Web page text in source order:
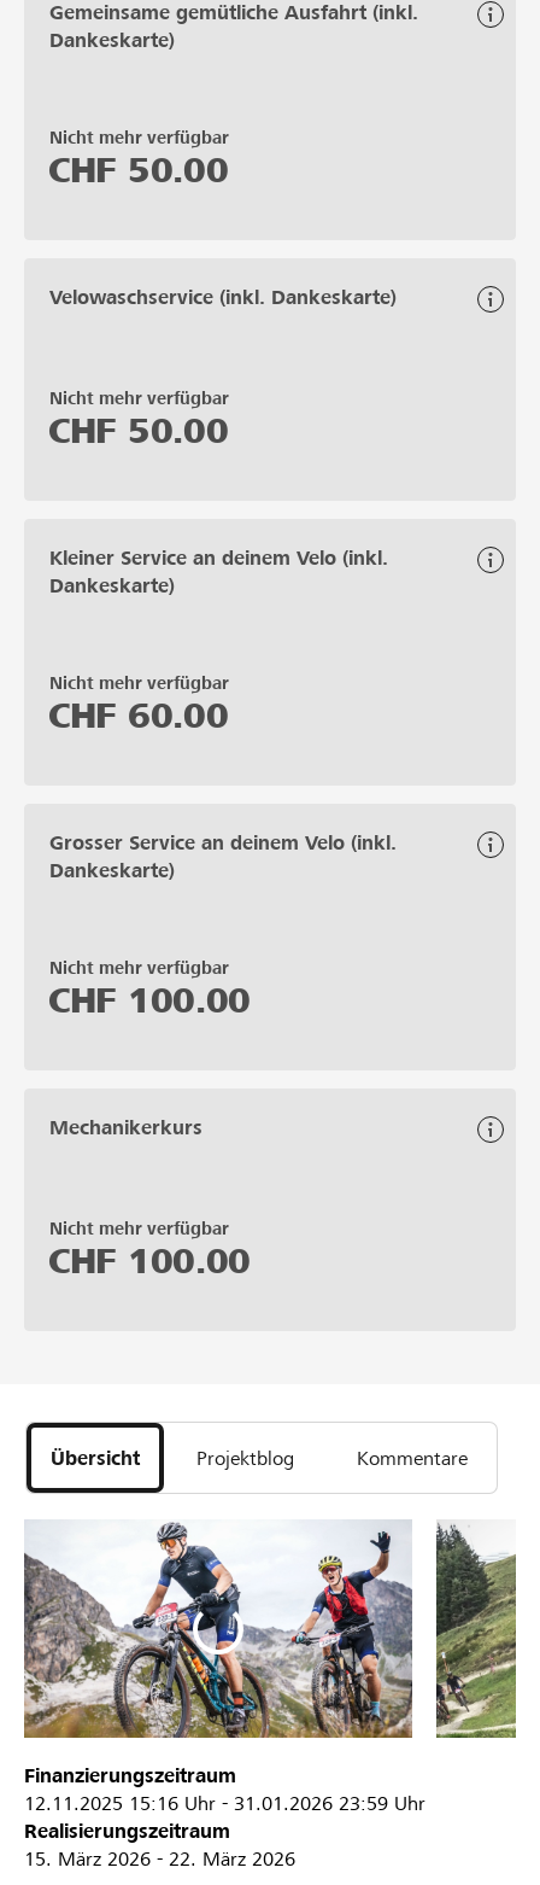
Gemeinsame gemütliche Ausfahrt (inkl.
Dankeskarte)
Nicht mehr verfügbar
CHF 50.00
Velowaschservice (inkl. Dankeskarte)
Nicht mehr verfügbar
CHF 50.00
Kleiner Service an deinem Velo (inkl.
Dankeskarte)
Nicht mehr verfügbar
CHF 60.00
Grosser Service an deinem Velo (inkl.
Dankeskarte)
Nicht mehr verfügbar
CHF 100.00
Mechanikerkurs
Nicht mehr verfügbar
CHF 100.00
Übersicht Projektblog Kommentare
Finanzierungszeitraum
12.11.2025 15:16 Uhr - 31.01.2026 23:59 Uhr
Realisierungszeitraum
15. März 2026 - 22. März 2026